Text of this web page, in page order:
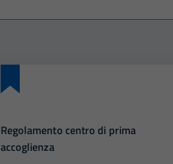
Regolamento centro di prima
accoglienza